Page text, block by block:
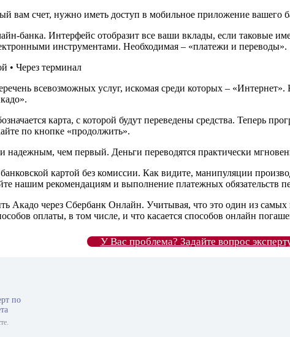
вам счет, нужно иметь доступ в мобильное приложение
банка. Интерфейс отобразит все ваши вклады, если таковые
инструментами. Необходимая – «платежи и переводы».
всевозможных услуг, искомая среди которых –
карта, с которой будут переведены средства. Теперь
по кнопке «продолжить».
надежным, чем первый. Деньги переводятся практически
картой без комиссии. Как видите, манипуляции
нашим рекомендациям и выполнение платежных обязательств
Акадо через Сбербанк Онлайн. Учитывая, что это один из
оплаты, в том числе, и что касается способов онлайн
У Вас проблема? Задайте вопрос
по